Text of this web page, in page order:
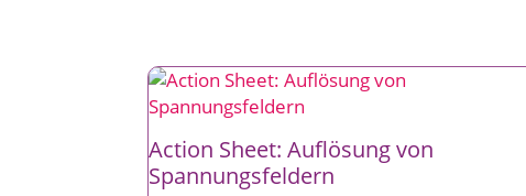
Action Sheet: Auflösung von
Spannungsfeldern